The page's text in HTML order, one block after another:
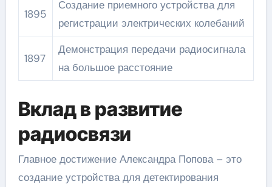
1895
Создание приемного устройства для
регистрации электрических колебаний
1897
Демонстрация передачи радиосигнала
на большое расстояние
Вклад в развитие
радиосвязи
Главное достижение Александра Попова – это
создание устройства для детектирования